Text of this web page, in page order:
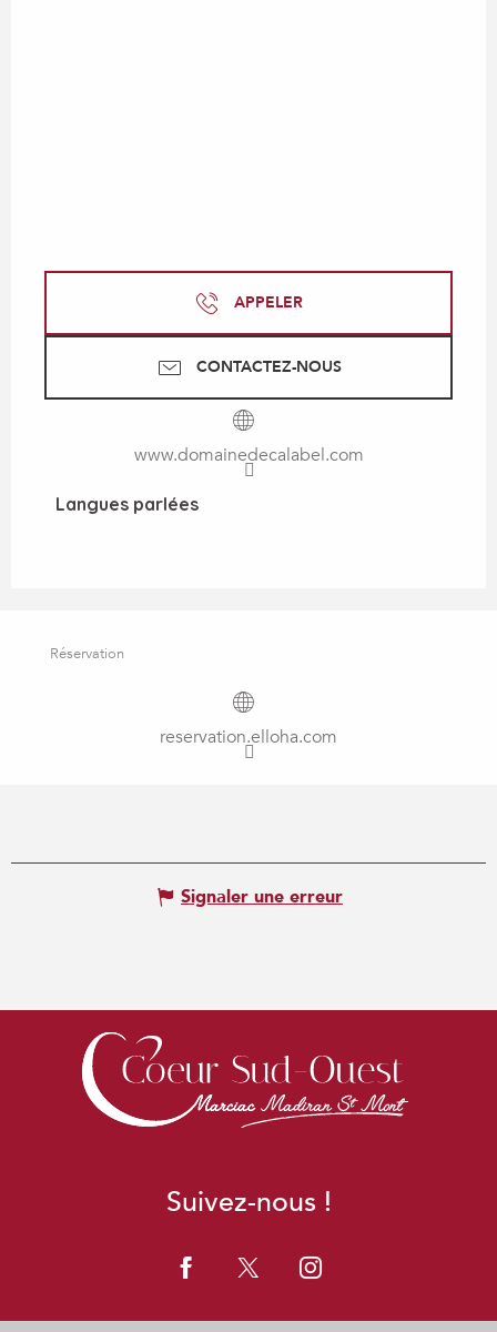
APPELER
CONTACTEZ-NOUS
www.domainedecalabel.com
Langues parlées
Langues parlées
Réservation
reservation.elloha.com
Signaler une erreur
Suivez-nous !